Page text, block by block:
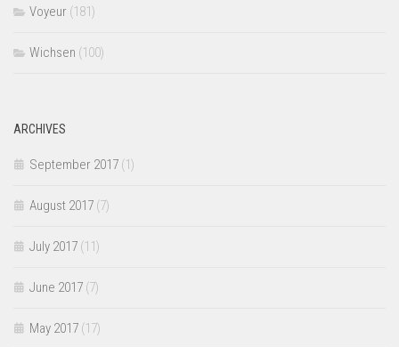
Voyeur (181)
Wichsen (100)
ARCHIVES
September 2017 (1)
August 2017 (7)
July 2017 (11)
June 2017 (7)
May 2017 (17)